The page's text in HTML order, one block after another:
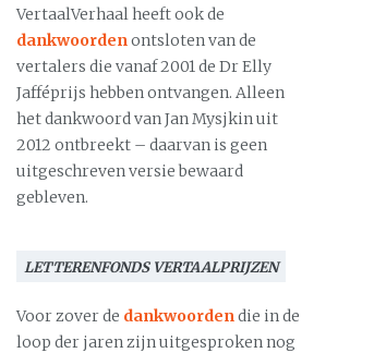
VertaalVerhaal heeft ook de
dankwoordenontsloten van de
vertalers die vanaf 2001 de Dr Elly
Jafféprijs hebben ontvangen. Alleen
het dankwoord van Jan Mysjkin uit
2012 ontbreekt – daarvan is geen
uitgeschreven versie bewaard
gebleven.
LETTERENFONDS VERTAALPRIJZEN
Voor zover de dankwoordendie in de
loop der jaren zijn uitgesproken nog